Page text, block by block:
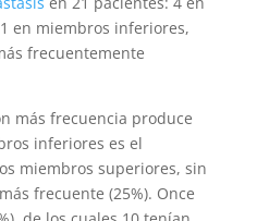
en miembros inferiores,
frecuentemente
más frecuencia produce
inferiores es el
miembros superiores, sin
frecuente (25%). Once